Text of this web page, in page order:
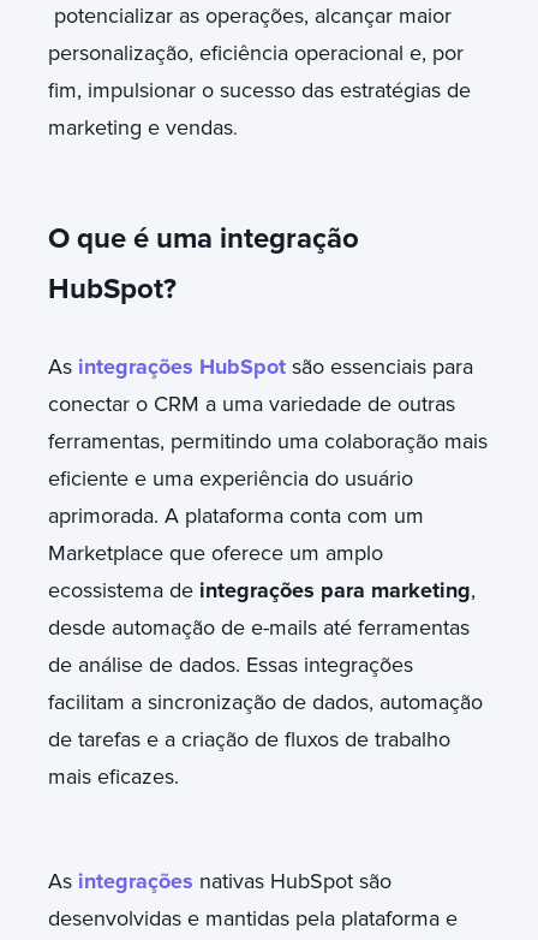
potencializar as operações, alcançar maior
personalização, eficiência operacional e, por
fim, impulsionar o sucesso das estratégias de
marketing e vendas.
O que é uma integração
HubSpot?
As integrações HubSpot são essenciais para
conectar o CRM a uma variedade de outras
ferramentas, permitindo uma colaboração mais
eficiente e uma experiência do usuário
aprimorada. A plataforma conta com um
Marketplace que oferece um amplo
ecossistema de integrações para marketing,
desde automação de e-mails até ferramentas
de análise de dados. Essas integrações
facilitam a sincronização de dados, automação
de tarefas e a criação de fluxos de trabalho
mais eficazes.
As integrações nativas HubSpot são
desenvolvidas e mantidas pela plataforma e